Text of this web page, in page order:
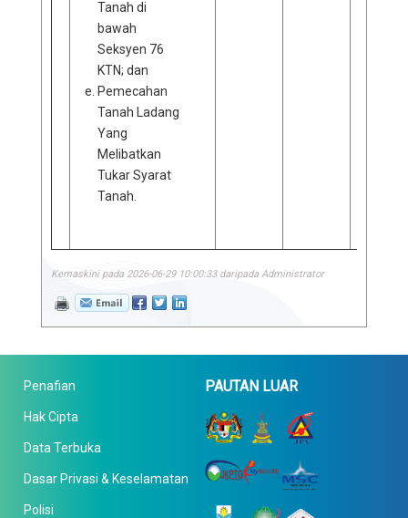
Tanah di
bawah
Seksyen 76
KTN; dan
Pemecahan
Tanah Ladang
Yang
Melibatkan
Tukar Syarat
Tanah.
Kemaskini pada 2026-06-29 10:00:33 daripada Administrator
Penafian
Hak Cipta
Data Terbuka
Dasar Privasi & Keselamatan
Polisi
PAUTAN LUAR